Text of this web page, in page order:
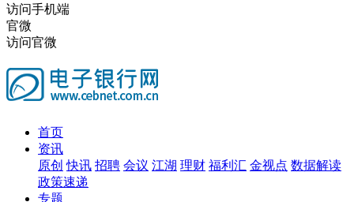
访问手机端
官微
访问官微
首页
资讯
原创 快讯 招聘 会议 江湖 理财 福利汇 金视点 数据解读
政策速递
专题